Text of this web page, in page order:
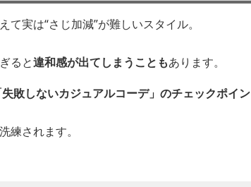
実は“さじ加減”が難しいスタイル。
ると違和感が出てしまうこともあります。
失敗しないカジュアルコーデ」のチェックポイ
練されます。